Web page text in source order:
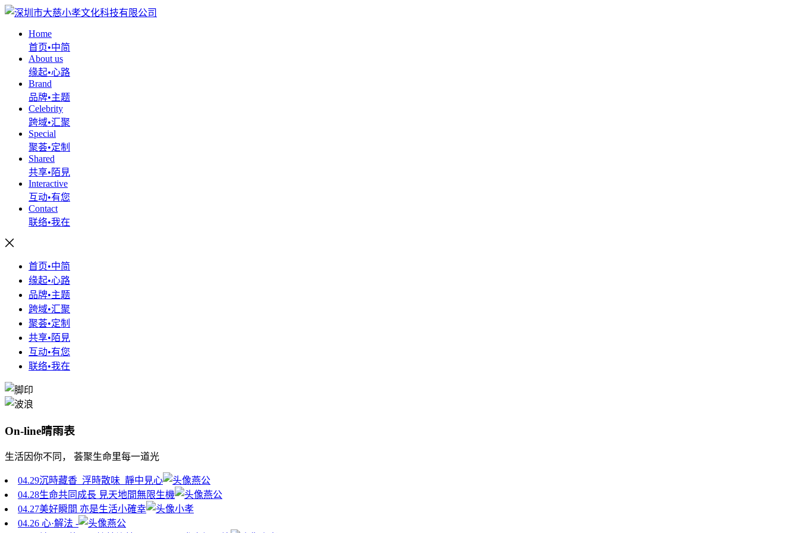
Home
首页•中简
About us
缘起•心路
Brand
品牌•主题
Celebrity
跨域•汇聚
Special
聚荟•定制
Shared
共享•陌見
Interactive
互动•有您
Contact
联络•我在
首页•中简
缘起•心路
品牌•主题
跨域•汇聚
聚荟•定制
共享•陌見
互动•有您
联络•我在
On-line晴雨表
生活因你不同， 荟聚生命里每一道光
04.29沉時藏香 浮時散味 靜中見心
燕公
04.28生命共同成長 見天地間無限生機
燕公
04.27美好瞬間 亦是生活小確幸
小孝
04.26 心·解法 -
燕公